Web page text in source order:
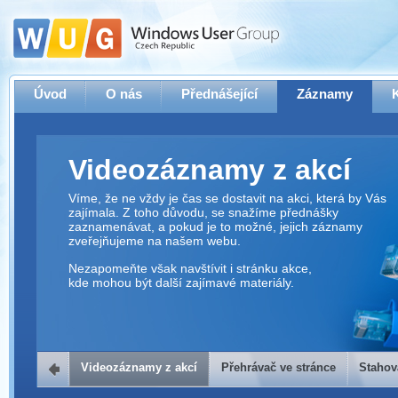
Úvod O nás Přednášející Záznamy
Videozáznamy z akcí
Víme, že ne vždy je čas se dostavit na akci, která by Vás
zajímala. Z toho důvodu, se snažíme přednášky
zaznamenávat, a pokud je to možné, jejich záznamy
zveřejňujeme na našem webu.
Nezapomeňte však navštívit i stránku akce,
kde mohou být další zajímavé materiály.
Přehrávač ve stránce
Videozáznamy z akcí Přehrávač ve stránce